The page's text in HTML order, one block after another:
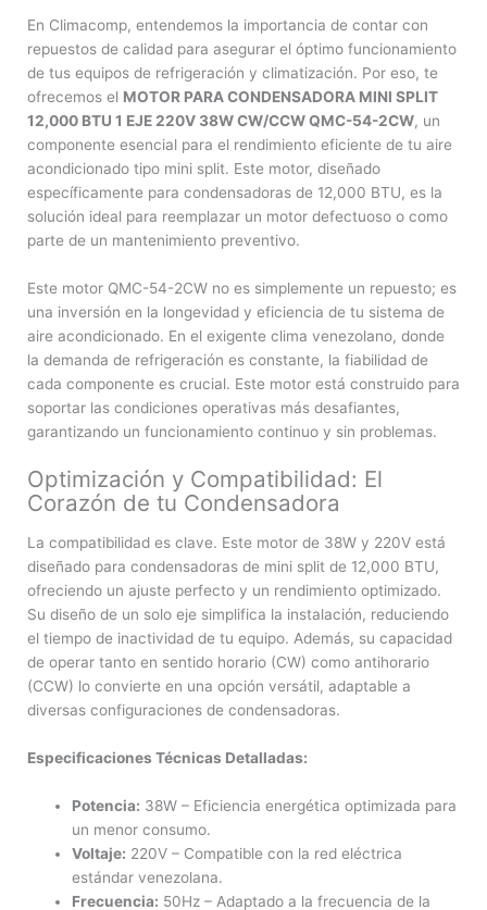
En Climacomp, entendemos la importancia de contar con
repuestos de calidad para asegurar el óptimo funcionamiento
de tus equipos de refrigeración y climatización. Por eso, te
ofrecemos el MOTOR PARA CONDENSADORA MINI SPLIT
12,000 BTU 1 EJE 220V 38W CW/CCW QMC-54-2CW, un
componente esencial para el rendimiento eficiente de tu aire
acondicionado tipo mini split. Este motor, diseñado
específicamente para condensadoras de 12,000 BTU, es la
solución ideal para reemplazar un motor defectuoso o como
parte de un mantenimiento preventivo.
Este motor QMC-54-2CW no es simplemente un repuesto; es
una inversión en la longevidad y eficiencia de tu sistema de
aire acondicionado. En el exigente clima venezolano, donde
la demanda de refrigeración es constante, la fiabilidad de
cada componente es crucial. Este motor está construido para
soportar las condiciones operativas más desafiantes,
garantizando un funcionamiento continuo y sin problemas.
Optimización y Compatibilidad: El
Corazón de tu Condensadora
La compatibilidad es clave. Este motor de 38W y 220V está
diseñado para condensadoras de mini split de 12,000 BTU,
ofreciendo un ajuste perfecto y un rendimiento optimizado.
Su diseño de un solo eje simplifica la instalación, reduciendo
el tiempo de inactividad de tu equipo. Además, su capacidad
de operar tanto en sentido horario (CW) como antihorario
(CCW) lo convierte en una opción versátil, adaptable a
diversas configuraciones de condensadoras.
Especificaciones Técnicas Detalladas:
Potencia: 38W – Eficiencia energética optimizada para
un menor consumo.
Voltaje: 220V – Compatible con la red eléctrica
estándar venezolana.
Frecuencia: 50Hz – Adaptado a la frecuencia de la